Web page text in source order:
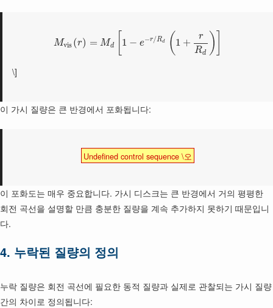
Mvis (r) = Md 1 − e−r/Rd ( 1 +
r
Rd )
\]
이 가시 질량은 큰 반경에서 포화됩니다:
Undefined control sequence \오
이 포화도는 매우 중요합니다. 가시 디스크는 큰 반경에서 거의 평평한
회전 곡선을 설명할 만큼 충분한 질량을 계속 추가하지 못하기 때문입니
다.
4. 누락된 질량의 정의
누락 질량은 회전 곡선에 필요한 동적 질량과 실제로 관찰되는 가시 질량
간의 차이로 정의됩니다: